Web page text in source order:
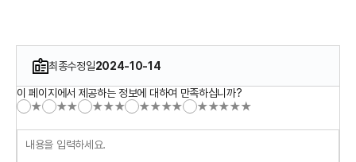
최종수정일2024-10-14
이 페이지에서 제공하는 정보에 대하여 만족하십니까?
★
★★ ★★★ ★★★★ ★★★★★